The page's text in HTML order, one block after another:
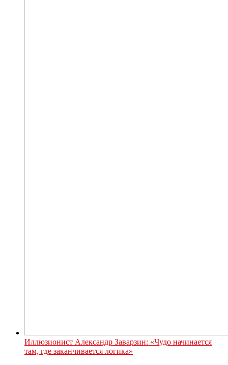
Иллюзионист Александр Заварзин: «Чудо начинается
там, где заканчивается логика»